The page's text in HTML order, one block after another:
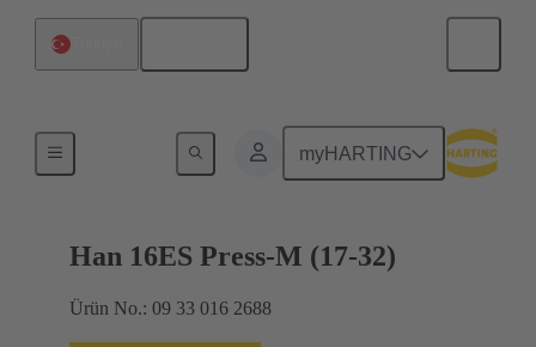
myHARTING
16 A'ya kadar akımlar
Han 16ES Press-M (17-32)
Ürün No.: 09 33 016 2688